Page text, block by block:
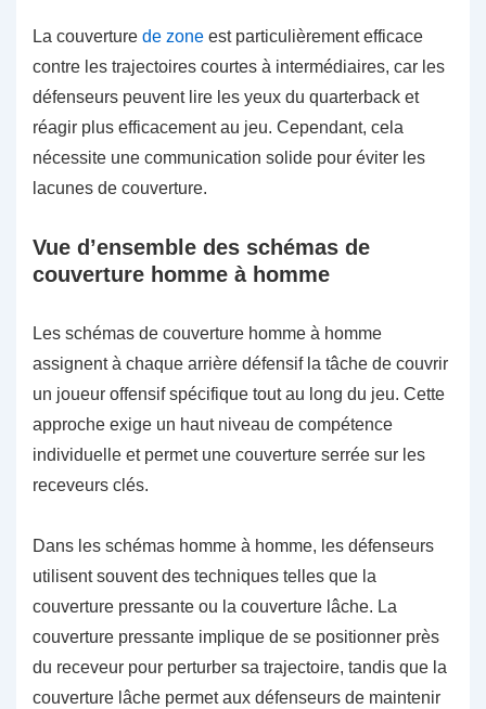
La couverture de zone est particulièrement efficace
contre les trajectoires courtes à intermédiaires, car les
défenseurs peuvent lire les yeux du quarterback et
réagir plus efficacement au jeu. Cependant, cela
nécessite une communication solide pour éviter les
lacunes de couverture.
Vue d’ensemble des schémas de
couverture homme à homme
Les schémas de couverture homme à homme
assignent à chaque arrière défensif la tâche de couvrir
un joueur offensif spécifique tout au long du jeu. Cette
approche exige un haut niveau de compétence
individuelle et permet une couverture serrée sur les
receveurs clés.
Dans les schémas homme à homme, les défenseurs
utilisent souvent des techniques telles que la
couverture pressante ou la couverture lâche. La
couverture pressante implique de se positionner près
du receveur pour perturber sa trajectoire, tandis que la
couverture lâche permet aux défenseurs de maintenir